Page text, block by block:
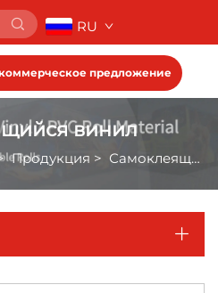
RU
предложение
винил
Продукция > Самоклеящийся винил